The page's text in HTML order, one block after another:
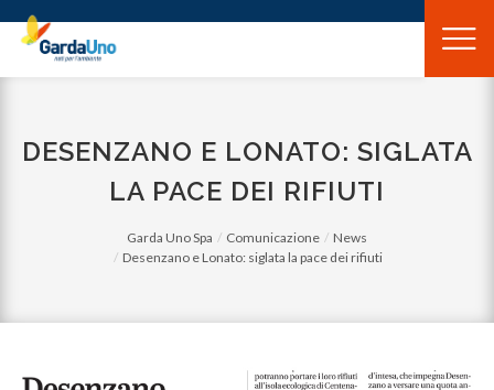
Gardauno
Spa
DESENZANO E LONATO: SIGLATA
LA PACE DEI RIFIUTI
Garda Uno Spa Comunicazione
News
Desenzano e Lonato: siglata la pace dei rifiuti